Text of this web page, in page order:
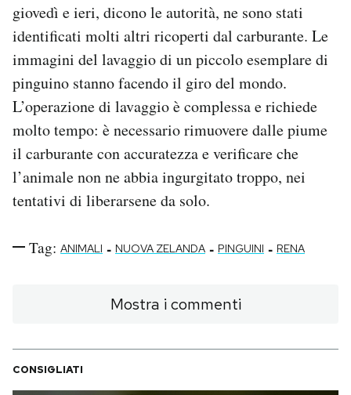
giovedì e ieri, dicono le autorità, ne sono stati
identificati molti altri ricoperti dal carburante. Le
immagini del lavaggio di un piccolo esemplare di
pinguino stanno facendo il giro del mondo.
L’operazione di lavaggio è complessa e richiede
molto tempo: è necessario rimuovere dalle piume
il carburante con accuratezza e verificare che
l’animale non ne abbia ingurgitato troppo, nei
tentativi di liberarsene da solo.
Tag: ANIMALI - NUOVA ZELANDA - PINGUINI - RENA
Mostra i commenti
CONSIGLIATI